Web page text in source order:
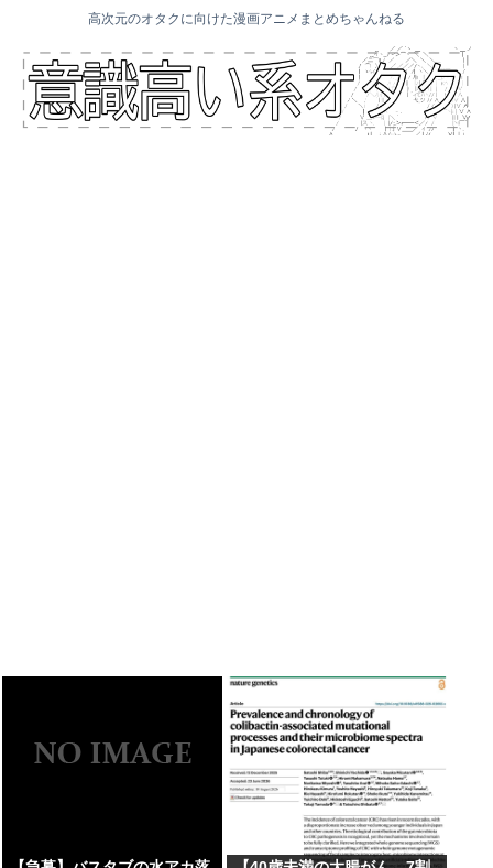
高次元のオタクに向けた漫画アニメまとめちゃんねる